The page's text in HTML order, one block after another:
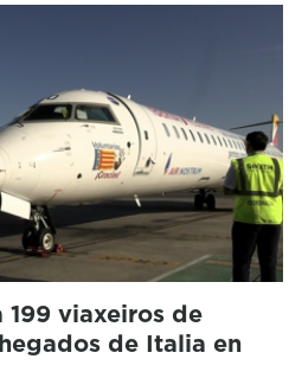
199 viaxeiros de
de Italia en